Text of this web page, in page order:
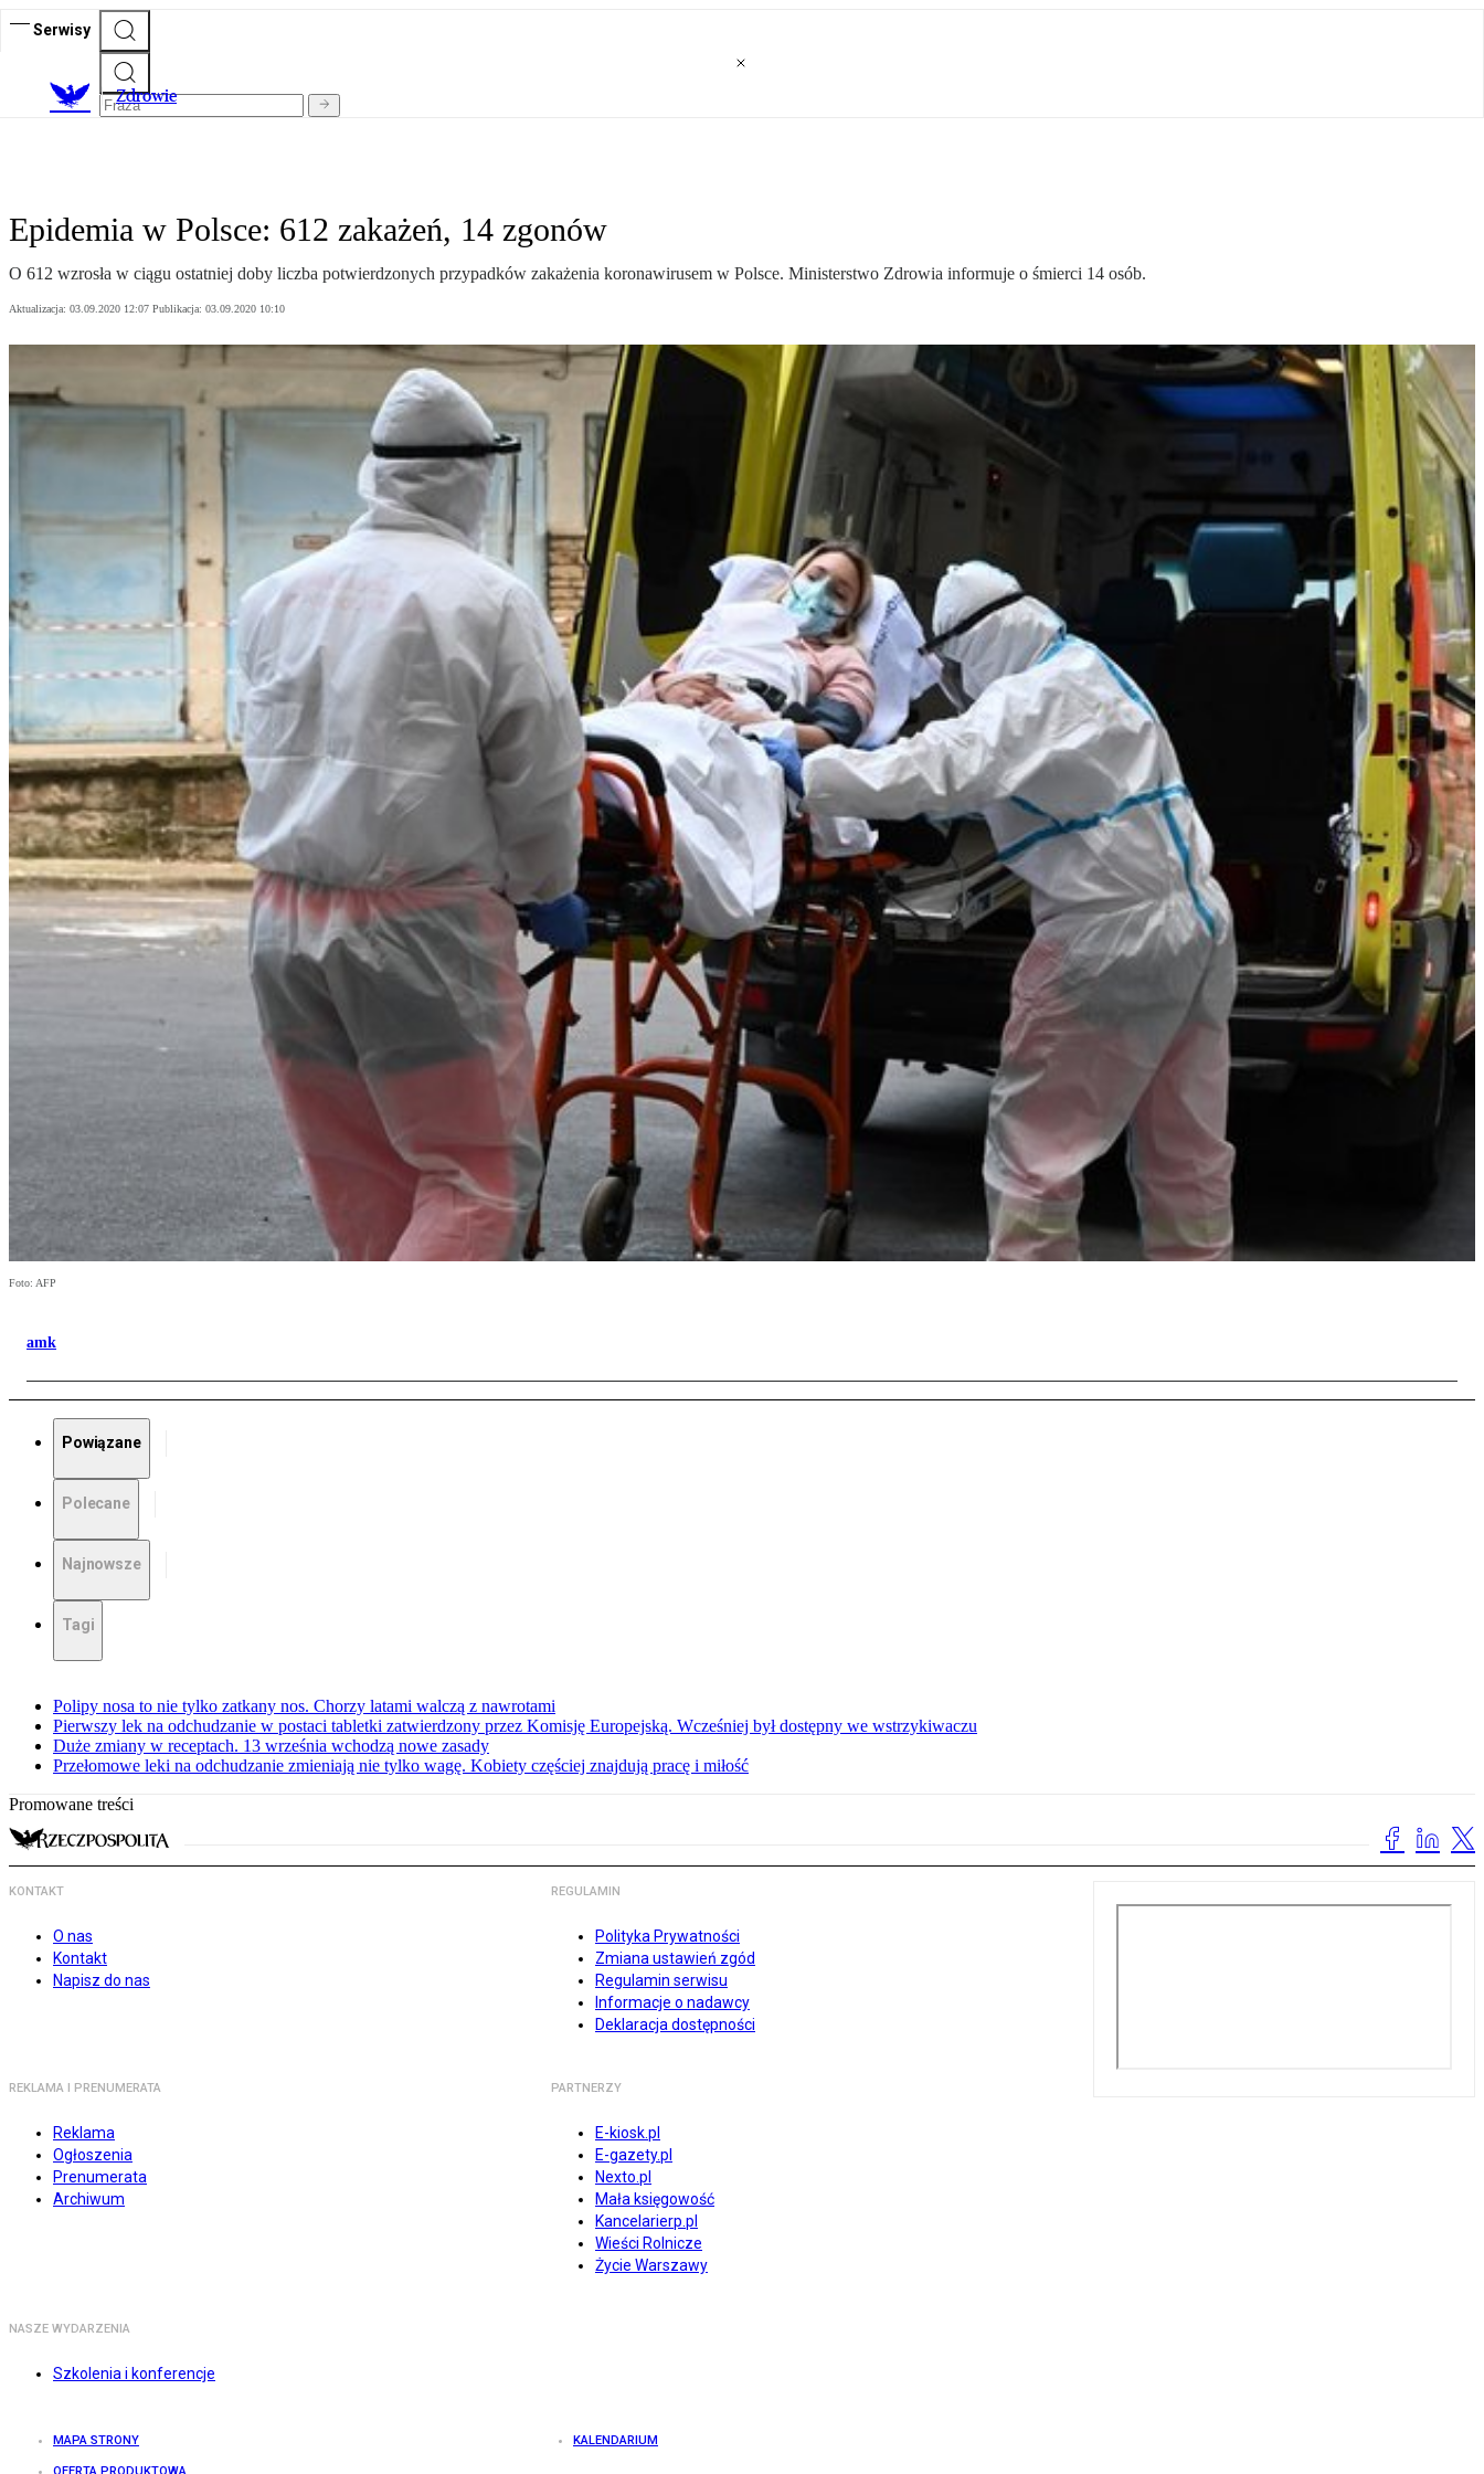
Serwisy
Zdrowie
Epidemia w Polsce: 612 zakażeń, 14 zgonów
O 612 wzrosła w ciągu ostatniej doby liczba potwierdzonych przypadków zakażenia koronawirusem w Polsce. Ministerstwo Zdrowia informuje o śmierci 14 osób.
Aktualizacja: 03.09.2020 12:07 Publikacja: 03.09.2020 10:10
Foto: AFP
amk
Powiązane
Polecane
Najnowsze
Tagi
Polipy nosa to nie tylko zatkany nos. Chorzy latami walczą z nawrotami
Pierwszy lek na odchudzanie w postaci tabletki zatwierdzony przez Komisję Europejską. Wcześniej był dostępny we wstrzykiwaczu
Duże zmiany w receptach. 13 września wchodzą nowe zasady
Przełomowe leki na odchudzanie zmieniają nie tylko wagę. Kobiety częściej znajdują pracę i miłość
Promowane treści
KONTAKT
O nas
Kontakt
Napisz do nas
REGULAMIN
Polityka Prywatności
Zmiana ustawień zgód
Regulamin serwisu
Informacje o nadawcy
Deklaracja dostępności
REKLAMA I PRENUMERATA
Reklama
Ogłoszenia
Prenumerata
Archiwum
PARTNERZY
E-kiosk.pl
E-gazety.pl
Nexto.pl
Mała księgowość
Kancelarierp.pl
Wieści Rolnicze
Życie Warszawy
NASZE WYDARZENIA
Szkolenia i konferencje
MAPA STRONY KALENDARIUM